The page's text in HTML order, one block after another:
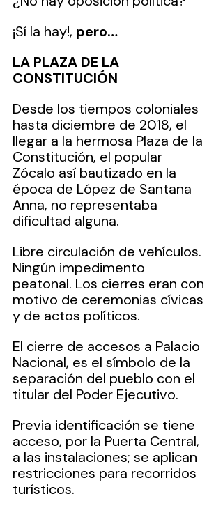
¡Sí la hay!, pero…
LA PLAZA DE LA
CONSTITUCIÓN
Desde los tiempos coloniales
hasta diciembre de 2018, el
llegar a la hermosa Plaza de la
Constitución, el popular
Zócalo así bautizado en la
época de López de Santana
Anna, no representaba
dificultad alguna.
Libre circulación de vehículos.
Ningún impedimento
peatonal. Los cierres eran con
motivo de ceremonias cívicas
y de actos políticos.
El cierre de accesos a Palacio
Nacional, es el símbolo de la
separación del pueblo con el
titular del Poder Ejecutivo.
Previa identificación se tiene
acceso, por la Puerta Central,
a las instalaciones; se aplican
restricciones para recorridos
turísticos.